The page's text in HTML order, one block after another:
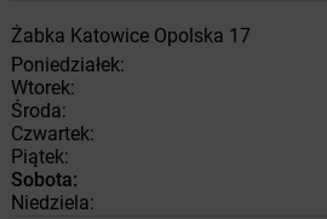
Żabka Katowice Opolska 17
Poniedziałek:
Wtorek:
Środa:
Czwartek:
Piątek:
Sobota:
Niedziela: